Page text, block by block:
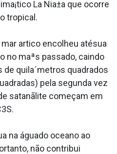
La Nia±a que ocorre
tropical.
artico encolheu atésua
no maªs passado, caindo
de quila´metros quadrados
pela segunda vez
satanãlite começam em
na águado oceano ao
não contribui